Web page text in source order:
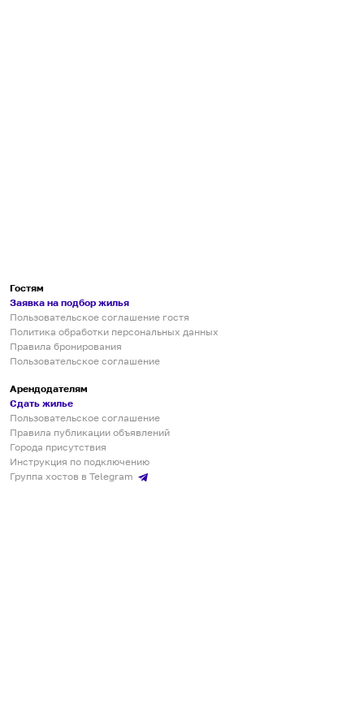
Гостям
Заявка на подбор жилья
Пользовательское соглашение гостя
Политика обработки персональных данных
Правила бронирования
Пользовательское соглашение
Арендодателям
Сдать жилье
Пользовательское соглашение
Правила публикации объявлений
Города присутствия
Инструкция по подключению
Группа хостов в Telegram